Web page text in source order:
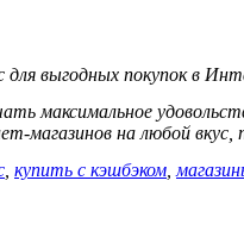
для выгодных покупок в
максимальное
магазинов на любой вкус,
купить с кэшбэком